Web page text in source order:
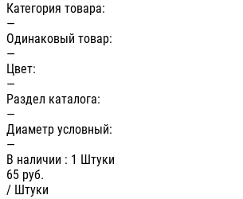
Категория товара:
—
Одинаковый товар:
—
Цвет:
—
Раздел каталога:
—
Диаметр условный:
—
В наличии : 1 Штуки
65 руб.
/ Штуки